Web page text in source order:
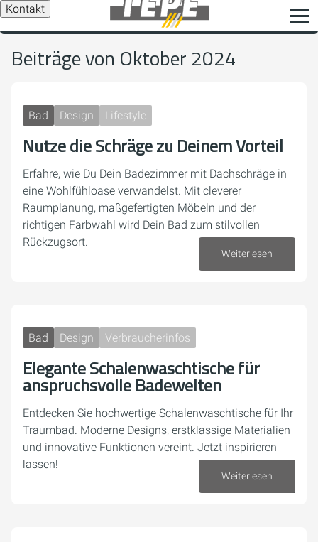
Kontakt
Beiträge von Oktober 2024
Bad Design Lifestyle
Nutze die Schräge zu Deinem Vorteil
Erfahre, wie Du Dein Badezimmer mit Dachschräge in
eine Wohlfühloase verwandelst. Mit cleverer
Raumplanung, maßgefertigten Möbeln und der
richtigen Farbwahl wird Dein Bad zum stilvollen
Rückzugsort.
Weiterlesen
Bad Design Verbraucherinfos
Elegante Schalenwaschtische für
anspruchsvolle Badewelten
Entdecken Sie hochwertige Schalenwaschtische für Ihr
Traumbad. Moderne Designs, erstklassige Materialien
und innovative Funktionen vereint. Jetzt inspirieren
lassen!
Weiterlesen